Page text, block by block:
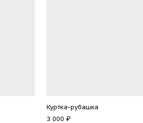
Куртка-рубашка
3 000 ₽